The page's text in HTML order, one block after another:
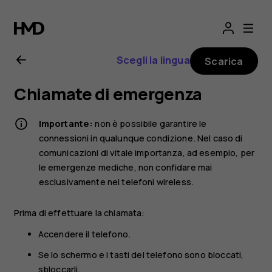
Manuale
d’uso
del
Nokia
Scegli la lingua Scarica
Chiamate di emergenza
Importante: non è possibile garantire le
connessioni in qualunque condizione. Nel caso di
comunicazioni di vitale importanza, ad esempio, per
le emergenze mediche, non confidare mai
esclusivamente nei telefoni wireless.
Prima di effettuare la chiamata:
Accendere il telefono.
Se lo schermo e i tasti del telefono sono bloccati,
sbloccarli.